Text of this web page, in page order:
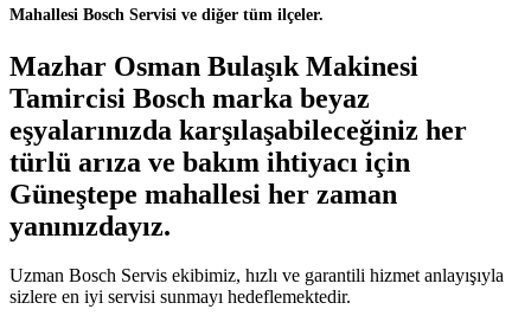
Mahallesi Bosch Servisi ve diğer tüm ilçeler.
Mazhar Osman Bulaşık Makinesi
Tamircisi Bosch marka beyaz
eşyalarınızda karşılaşabileceğiniz her
türlü arıza ve bakım ihtiyacı için
Güneştepe mahallesi her zaman
yanınızdayız.
Uzman Bosch Servis ekibimiz, hızlı ve garantili hizmet anlayışıyla
sizlere en iyi servisi sunmayı hedeflemektedir.